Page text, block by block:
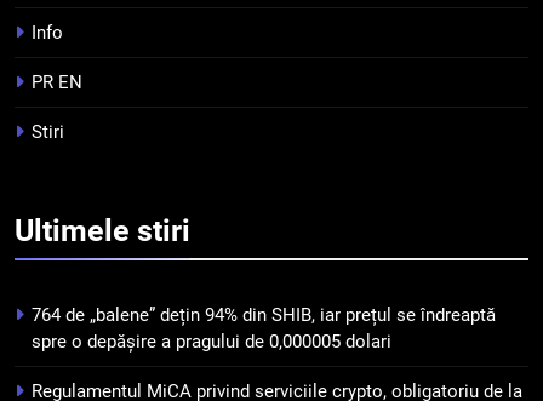
7
pentru a stimula implicarea
STIRI
trasabilitatea cafelei
Info
PR EN
Stiri
Ultimele stiri
764 de „balene” dețin 94% din SHIB, iar prețul se îndreaptă
spre o depășire a pragului de 0,000005 dolari
Regulamentul MiCA privind serviciile crypto, obligatoriu de la